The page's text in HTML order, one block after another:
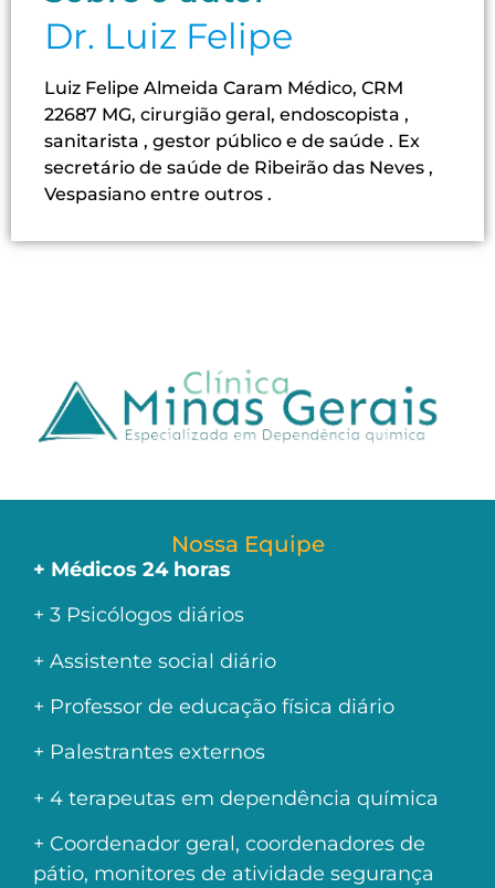
Dr. Luiz Felipe
Luiz Felipe Almeida Caram Médico, CRM
22687 MG, cirurgião geral, endoscopista ,
sanitarista , gestor público e de saúde . Ex
secretário de saúde de Ribeirão das Neves ,
Vespasiano entre outros .
Nossa Equipe
+ Médicos 24 horas
+ 3 Psicólogos diários
+ Assistente social diário
+ Professor de educação física diário
+ Palestrantes externos
+ 4 terapeutas em dependência química
+ Coordenador geral, coordenadores de
pátio, monitores de atividade segurança